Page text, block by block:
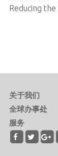
Reducing
关于我们
全球办事处
服务